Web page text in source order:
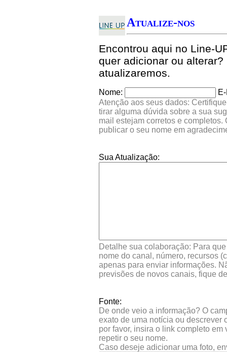
Atualize-nos
Encontrou aqui no Line-
quer adicionar ou
atualizaremos.
Nome:
Atenção aos seus dados:
tirar alguma dúvida sobre a sua
mail estejam corretos e
publicar o seu nome em
Sua Atualização:
Detalhe sua colaboração: Para
nome do canal, número, recursos
apenas para enviar informações.
previsões de novos canais, fique
Fonte:
De onde veio a informação? O
exato de uma notícia ou descrever
por favor, insira o link completo
repetir o seu nome.
Caso deseje adicionar uma foto,